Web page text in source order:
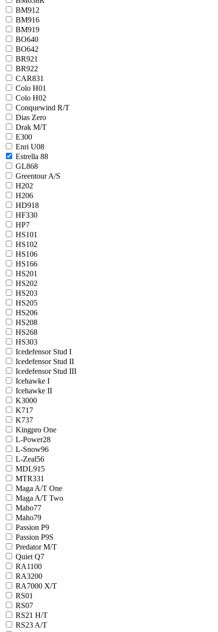
BM912
BM916
BM919
BO640
BO642
BR921
BR922
CAR831
Colo H01
Colo H02
Conquewind R/T
Dias Zero
Drak M/T
E300
Enri U08
Estrella 88
GL868
Greentour A/S
H202
H206
HD918
HF330
HP7
HS101
HS102
HS106
HS166
HS201
HS202
HS203
HS205
HS206
HS208
HS268
HS303
Icedefensor Stud I
Icedefensor Stud II
Icedefensor Stud III
Icehawke I
Icehawke II
K3000
K717
K737
Kingpro One
L-Power28
L-Snow96
L-Zeal56
MDL915
MTR331
Maga A/T One
Maga A/T Two
Maho77
Maho79
Passion P9
Passion P9S
Predator M/T
Quiet Q7
RA1100
RA3200
RA7000 X/T
RS01
RS07
RS21 H/T
RS23 A/T